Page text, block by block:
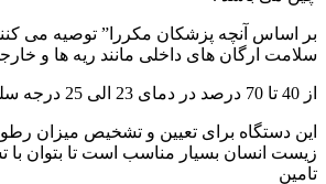
بر اساس آنچه پزشکان مکررا” توصیه می
سلامت ارگان های داخلی مانند ریه ها و
از 40 تا 70 درصد در دمای 23 الی 25 درجه سلسیوس می باشد .
این دستگاه برای تعیین و تشخیص میزان
زیست انسان بسیار مناسب است تا بتوان
تامین